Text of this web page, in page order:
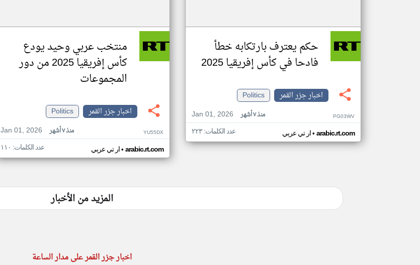
حكم يعترف بارتكابه خطأ
فادحا في كأس إفريقيا 2025
اخبار جزر القمر
Politics
Jan 01, 2026
منذ ٧ أشهر PG03WV
ار تي عربي• arabic.rt.com عدد الكلمات: ٢٢٣
منتخب عربي وحيد يودع
كأس إفريقيا 2025 من دور
المجموعات
اخبار جزر القمر
Politics
Jan 01, 2026
منذ ٧ أشهر YU55DX
ار تي عربي• arabic.rt.com عدد الكلمات: ١١٠
المزيد من الأخبار
اخبار جزر القمر على مدار الساعة